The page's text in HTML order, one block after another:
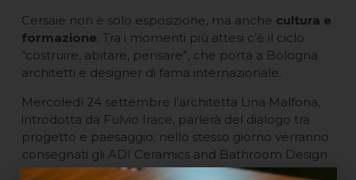
Cersaie non è solo esposizione, ma anche cultura e
formazione. Tra i momenti più attesi c’è il ciclo
“costruire, abitare, pensare”, che porta a Bologna
architetti e designer di fama internazionale.
Mercoledì 24 settembre l’architetta Lina Malfona,
introdotta da Fulvio Irace, parlerà del dialogo tra
progetto e paesaggio; nello stesso giorno verranno
consegnati gli ADI Ceramics and Bathroom Design
Award e l’ADI Booth Design Award.